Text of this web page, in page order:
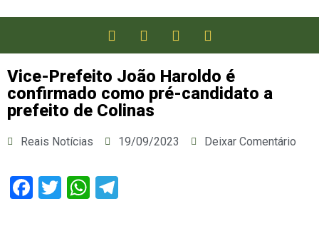
Vice-Prefeito João Haroldo é
confirmado como pré-candidato a
prefeito de Colinas
Reais Notícias 19/09/2023 Deixar Comentário
Facebook
TwitterWhatsApp